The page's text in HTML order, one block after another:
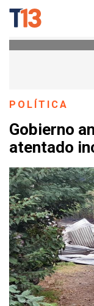
POLÍTICA
Gobierno
atentado